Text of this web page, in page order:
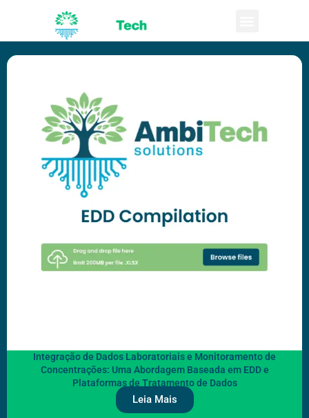
Integração de Dados Laboratoriais e Monitoramento de
Concentrações: Uma Abordagem Baseada em EDD e
Plataformas de Tratamento de Dados
Leia Mais